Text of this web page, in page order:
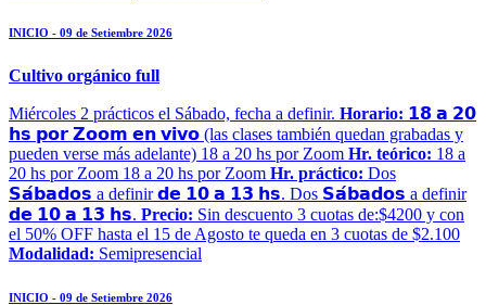
INICIO - 09 de Setiembre 2026
Cultivo orgánico full
Miércoles 2 prácticos el Sábado, fecha a definir. Horario: 𝟭𝟴 𝗮 𝟮𝟬
𝗵𝘀 𝗽𝗼𝗿 𝗭𝗼𝗼𝗺 𝗲𝗻 𝘃𝗶𝘃𝗼 (las clases también quedan grabadas y
pueden verse más adelante) 18 a 20 hs por Zoom Hr. teórico: 18 a
20 hs por Zoom 18 a 20 hs por Zoom Hr. práctico: Dos
𝗦𝗮́𝗯𝗮𝗱𝗼𝘀 a definir 𝗱𝗲 𝟭𝟬 𝗮 𝟭𝟯 𝗵𝘀. Dos 𝗦𝗮́𝗯𝗮𝗱𝗼𝘀 a definir
𝗱𝗲 𝟭𝟬 𝗮 𝟭𝟯 𝗵𝘀. Precio: Sin descuento 3 cuotas de:$4200 y con
el 50% OFF hasta el 15 de Agosto te queda en 3 cuotas de $2.100
Modalidad: Semipresencial
INICIO - 09 de Setiembre 2026